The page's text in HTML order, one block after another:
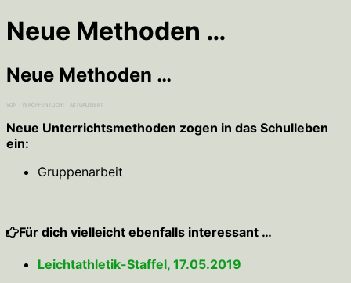
Neue Methoden …
Neue Methoden …
VON · VERÖFFENTLICHT · AKTUALISIERT
Neue Unterrichtsmethoden zogen in das Schulleben
ein:
Gruppenarbeit
Für dich vielleicht ebenfalls interessant …
Leichtathletik-Staffel, 17.05.2019